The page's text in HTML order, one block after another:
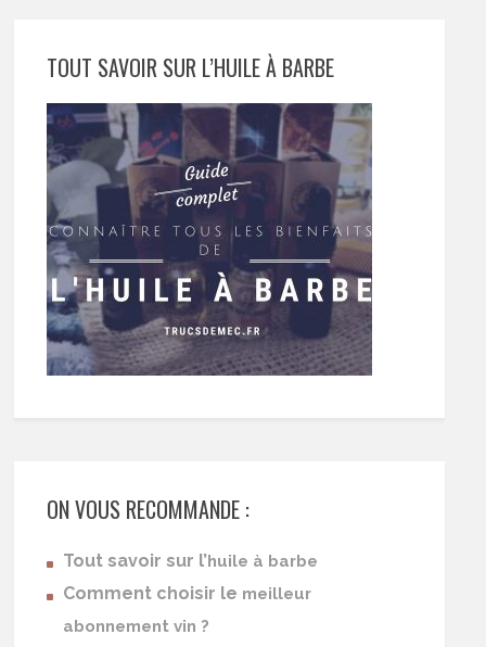
TOUT SAVOIR SUR L’HUILE À BARBE
ON VOUS RECOMMANDE :
Tout savoir sur l’huile à barbe
Comment choisir le meilleur
abonnement vin ?